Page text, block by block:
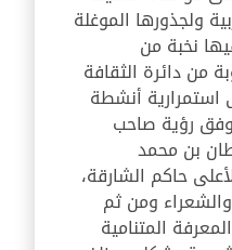
ولجذورها الموغلة
نخبة من
من دائرة الثقافة
استمرارية أنشطة
وفق رؤية صاحب
بن محمد
حاكم الشارقة،
ومن ثم
المتنامية